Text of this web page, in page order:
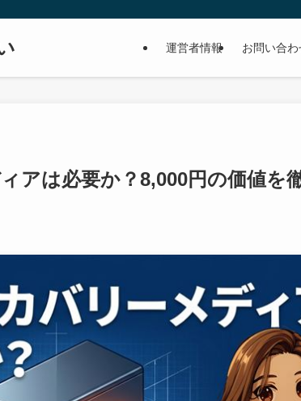
運営者情報 お問い合
アは必要か？8,000円の価値を